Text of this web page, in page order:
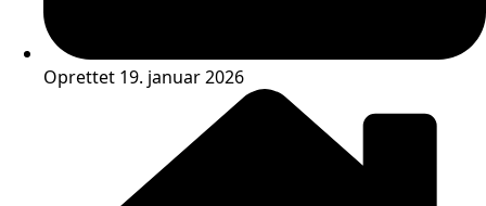
Oprettet 19. januar 2026